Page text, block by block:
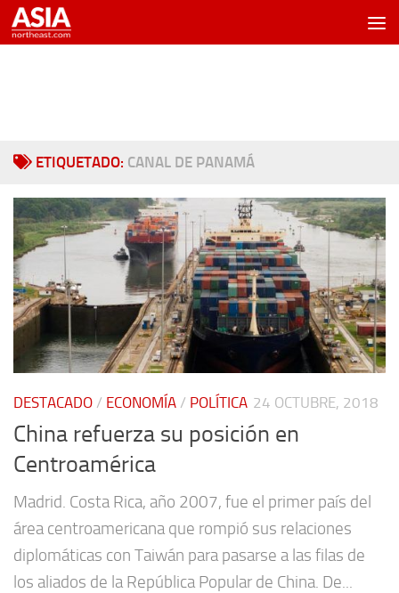
Saltar al contenido
ETIQUETADO: CANAL DE PANAMÁ
DESTACADO / ECONOMÍA / POLÍTICA 24 OCTUBRE, 2018
China refuerza su posición en
Centroamérica
Madrid. Costa Rica, año 2007, fue el primer país del
área centroamericana que rompió sus relaciones
diplomáticas con Taiwán para pasarse a las filas de
los aliados de la República Popular de China. De...